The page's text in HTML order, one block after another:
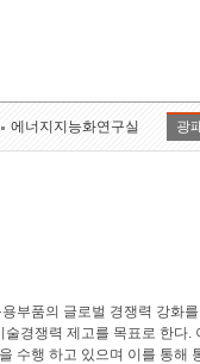
에너지지능화연구실 광
부품의 글로벌 경쟁력 강화
경쟁력 제고를 목표로 한다.
수행 하고 있으며 이를 통